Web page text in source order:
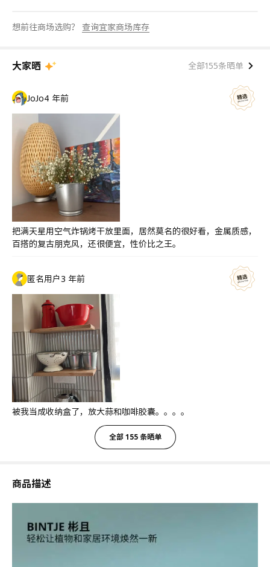
想前往商场选购？ 查询宜家商场库存
大家晒 全部155条晒单
JoJo4 年前
把满天星用空气炸锅烤干放里面，居然莫名的很好看，金属质感，
百搭的复古朋克风，还很便宜，性价比之王。
匿名用户3 年前
被我当成收纳盒了，放大蒜和咖啡胶囊。。。。
全部 155 条晒单
商品描述